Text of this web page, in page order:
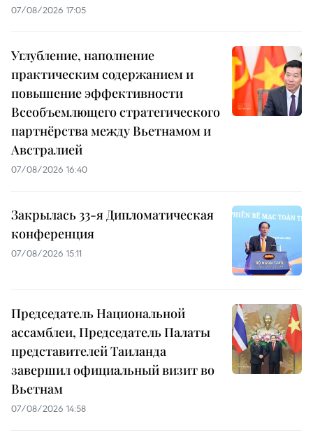
07/08/2026 17:05
Углубление, наполнение
практическим содержанием и
повышение эффективности
Всеобъемлющего стратегического
партнёрства между Вьетнамом и
Австралией
07/08/2026 16:40
Закрылась 33-я Дипломатическая
конференция
07/08/2026 15:11
Председатель Национальной
ассамблеи, Председатель Палаты
представителей Таиланда
завершил официальный визит во
Вьетнам
07/08/2026 14:58